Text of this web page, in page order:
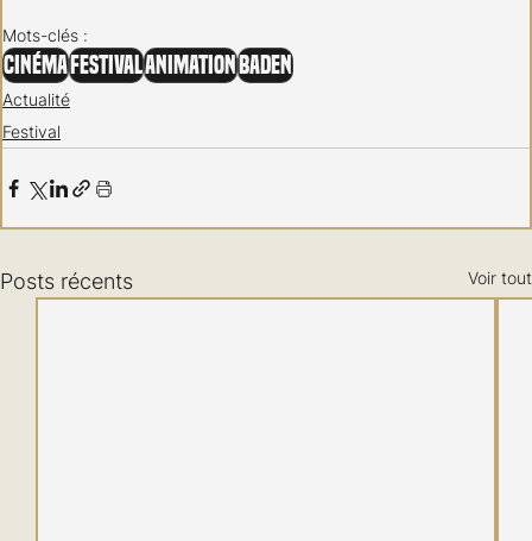
Mots-clés :
Cinéma FestivalAnimation Baden
Actualité
Festival
Posts récents Voir tout